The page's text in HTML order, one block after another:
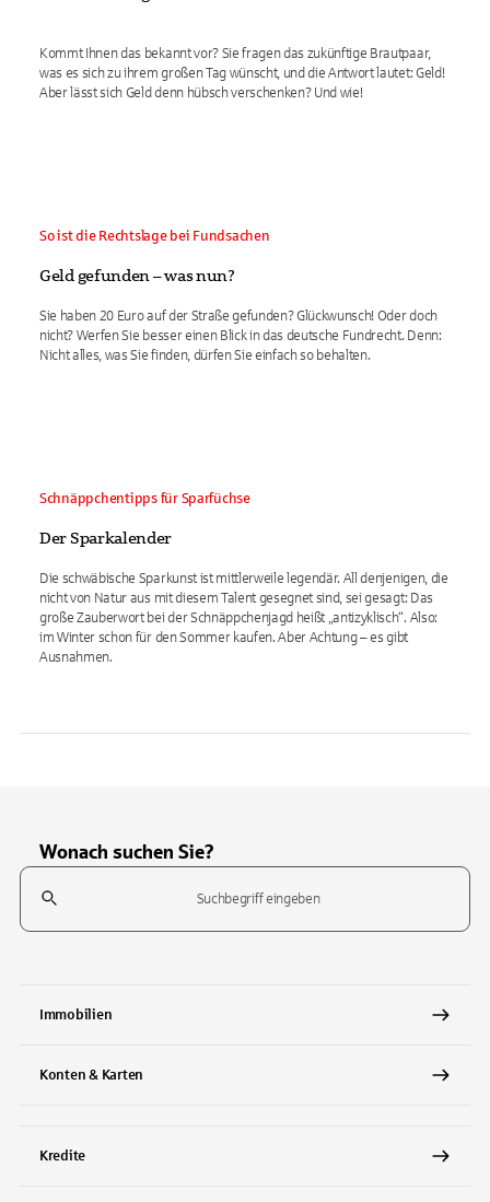
Kommt Ihnen das bekannt vor? Sie fragen das zukünftige Brautpaar,
was es sich zu ihrem großen Tag wünscht, und die Antwort lautet: Geld!
Aber lässt sich Geld denn hübsch verschenken? Und wie!
So ist die Rechtslage bei Fundsachen
Geld gefunden – was nun?
Sie haben 20 Euro auf der Straße gefunden? Glückwunsch! Oder doch
nicht? Werfen Sie besser einen Blick in das deutsche Fundrecht. Denn:
Nicht alles, was Sie finden, dürfen Sie einfach so behalten.
Schnäppchentipps für Sparfüchse
Der Sparkalender
Die schwäbische Sparkunst ist mittlerweile legendär. All denjenigen, die
nicht von Natur aus mit diesem Talent gesegnet sind, sei gesagt: Das
große Zauberwort bei der Schnäppchenjagd heißt „antizyklisch“. Also:
im Winter schon für den Sommer kaufen. Aber Achtung – es gibt
Ausnahmen.
Wonach suchen Sie?
Suchfeld
Immobilien
Konten & Karten
Kredite